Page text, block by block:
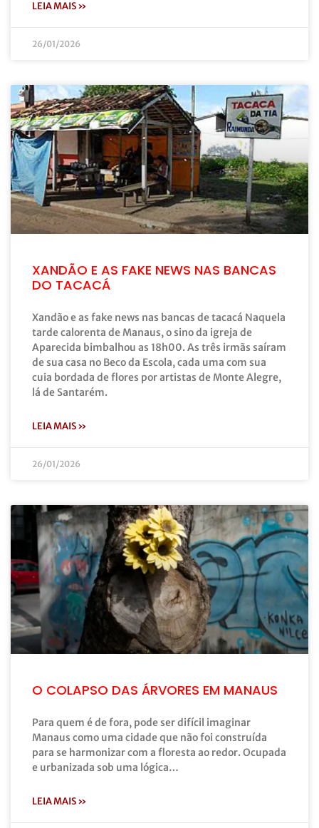
LEIA MAIS »
26/01/2026
XANDÃO E AS FAKE NEWS NAS BANCAS
DO TACACÁ
Xandão e as fake news nas bancas de tacacá Naquela
tarde calorenta de Manaus, o sino da igreja de
Aparecida bimbalhou as 18h00. As três irmãs saíram
de sua casa no Beco da Escola, cada uma com sua
cuia bordada de flores por artistas de Monte Alegre,
lá de Santarém.
LEIA MAIS »
26/01/2026
O COLAPSO DAS ÁRVORES EM MANAUS
Para quem é de fora, pode ser difícil imaginar
Manaus como uma cidade que não foi construída
para se harmonizar com a floresta ao redor. Ocupada
e urbanizada sob uma lógica…
LEIA MAIS »